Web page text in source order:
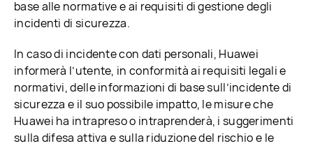
base alle normative e ai requisiti di gestione degli
incidenti di sicurezza.
In caso di incidente con dati personali, Huawei
informerà l’utente, in conformità ai requisiti legali e
normativi, delle informazioni di base sull’incidente di
sicurezza e il suo possibile impatto, le misure che
Huawei ha intrapreso o intraprenderà, i suggerimenti
sulla difesa attiva e sulla riduzione del rischio e le